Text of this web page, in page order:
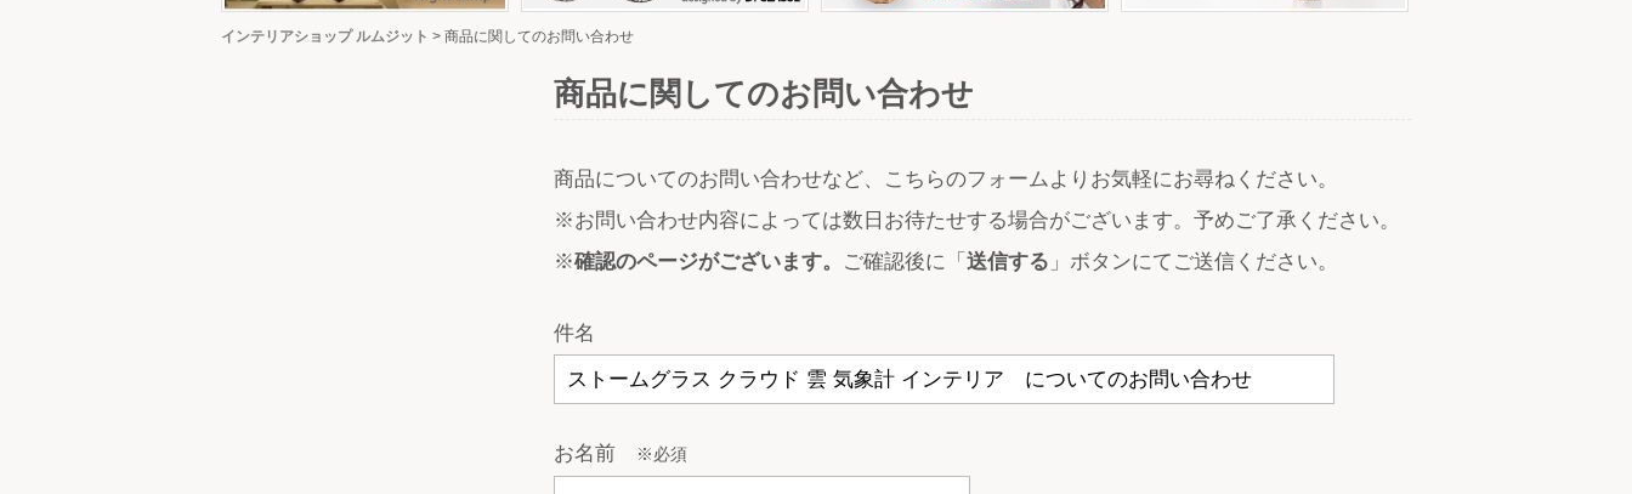
インテリアショップ ルムジット > 商品に関してのお問い合わせ
商品に関してのお問い合わせ
商品についてのお問い合わせなど、こちらのフォームよりお気軽にお尋ねください。
※お問い合わせ内容によっては数日お待たせする場合がございます。予めご了承ください。
※確認のページがございます。 ご確認後に「送信する 」ボタンにてご送信ください。
件名
お名前 ※必須